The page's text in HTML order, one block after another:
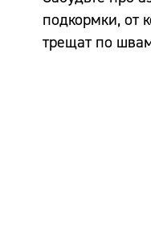
подкормки, от
трещат по